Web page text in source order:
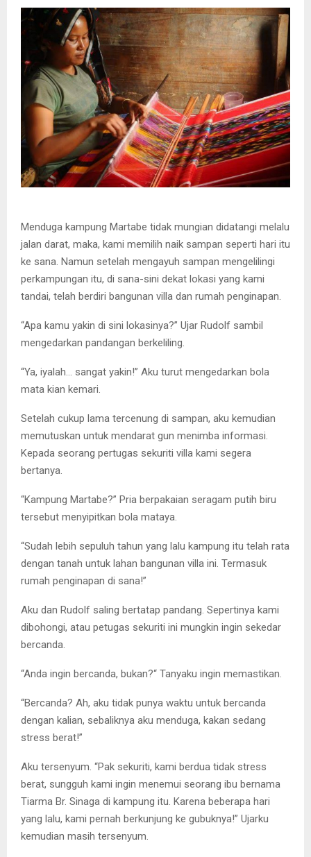
Menduga kampung Martabe tidak mungian didatangi melalu
jalan darat, maka, kami memilih naik sampan seperti hari itu
ke sana. Namun setelah mengayuh sampan mengelilingi
perkampungan itu, di sana-sini dekat lokasi yang kami
tandai, telah berdiri bangunan villa dan rumah penginapan.
“Apa kamu yakin di sini lokasinya?” Ujar Rudolf sambil
mengedarkan pandangan berkeliling.
“Ya, iyalah… sangat yakin!” Aku turut mengedarkan bola
mata kian kemari.
Setelah cukup lama tercenung di sampan, aku kemudian
memutuskan untuk mendarat gun menimba informasi.
Kepada seorang pertugas sekuriti villa kami segera
bertanya.
“Kampung Martabe?” Pria berpakaian seragam putih biru
tersebut menyipitkan bola mataya.
“Sudah lebih sepuluh tahun yang lalu kampung itu telah rata
dengan tanah untuk lahan bangunan villa ini. Termasuk
rumah penginapan di sana!”
Aku dan Rudolf saling bertatap pandang. Sepertinya kami
dibohongi, atau petugas sekuriti ini mungkin ingin sekedar
bercanda.
“Anda ingin bercanda, bukan?“ Tanyaku ingin memastikan.
“Bercanda? Ah, aku tidak punya waktu untuk bercanda
dengan kalian, sebaliknya aku menduga, kakan sedang
stress berat!”
Aku tersenyum. “Pak sekuriti, kami berdua tidak stress
berat, sungguh kami ingin menemui seorang ibu bernama
Tiarma Br. Sinaga di kampung itu. Karena beberapa hari
yang lalu, kami pernah berkunjung ke gubuknya!” Ujarku
kemudian masih tersenyum.